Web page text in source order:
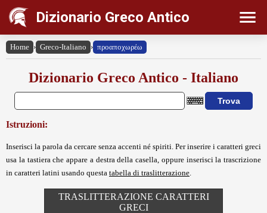
Dizionario Greco Antico
Home › Greco-Italiano › προαποχωρέω
Dizionario Greco Antico - Italiano
Istruzioni:
Inserisci la parola da cercare senza accenti né spiriti. Per inserire i caratteri greci
usa la tastiera che appare a destra della casella, oppure inserisci la trascrizione
in caratteri latini usando questa tabella di traslitterazione
TRASLITTERAZIONE CARATTERI
GRECI